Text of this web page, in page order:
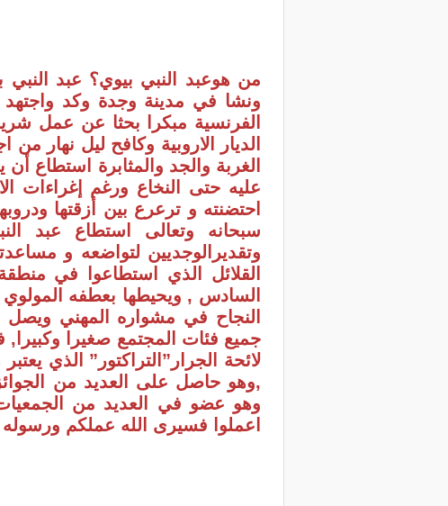
ونشا في مدينة وجدة وكد واجتهد
الفرنسية مبكرا بحثا عن عمل
الديار الاروبية وكافح ليل
الغربة والجد والمثابرة استطاع
عليه حتى النخاع ورغم إغراءات
احتضنته و ترعرع بين أزقتها
سبحانه وتعالى استطاع عبد
وتقديرالوجديين لتواضعه و
القلائل الذي استطاعوا في
السادس , ويحيطها بعطفه
النجاح في مشواره المهني
جميع فئات المجتمع صغيرا وكبيرا,
لائحة الجرار”التراكتور” الذي
,وهو حاصل على العديد من
وهو عضو في العديد من الجمعيات
اعملوا فسيرى الله عملكم